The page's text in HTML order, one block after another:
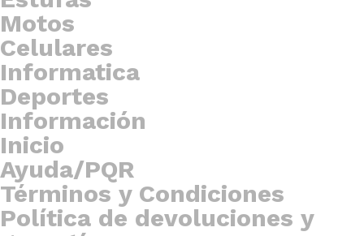
Motos
Celulares
Informatica
Deportes
Información
Inicio
Ayuda/PQR
Términos y Condiciones
Política de devoluciones y